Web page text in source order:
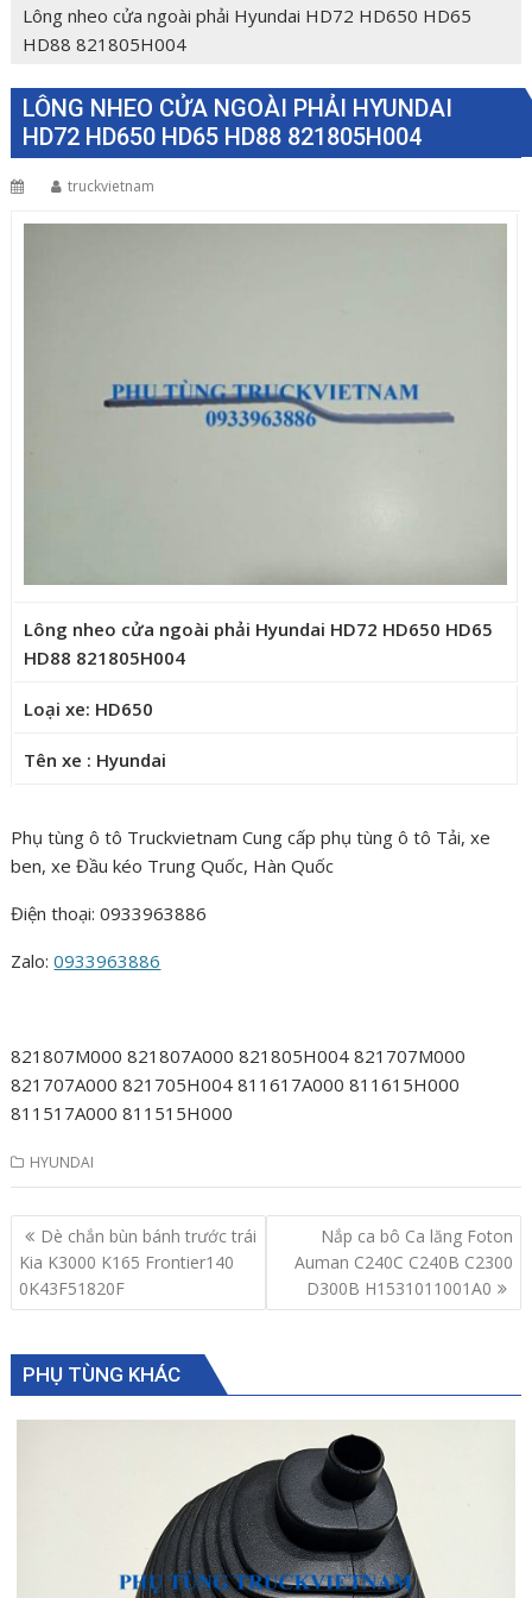
Lông nheo cửa ngoài phải Hyundai HD72 HD650 HD65
HD88 821805H004
LÔNG NHEO CỬA NGOÀI PHẢI HYUNDAI
HD72 HD650 HD65 HD88 821805H004
truckvietnam
Lông nheo cửa ngoài phải Hyundai HD72 HD650 HD65
HD88 821805H004
Loại xe: HD650
Tên xe : Hyundai
Phụ tùng ô tô Truckvietnam Cung cấp phụ tùng ô tô Tải, xe
ben, xe Đầu kéo Trung Quốc, Hàn Quốc
Điện thoại: 0933963886
Zalo:0933963886
821807M000 821807A000 821805H004 821707M000
821707A000 821705H004 811617A000 811615H000
811517A000 811515H000
HYUNDAI
Post
navigation
Dè chắn bùn bánh trước trái
Kia K3000 K165 Frontier140
0K43F51820F
Nắp ca bô Ca lăng Foton
Auman C240C C240B C2300
D300B H1531011001A0
PHỤ TÙNG KHÁC